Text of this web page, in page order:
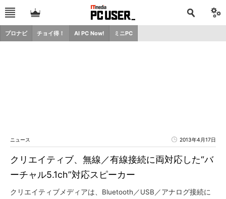
プロナビ チョイ得！ AI PC Now! ミニPC
ニュース 2013年4月17日
クリエイティブ、無線／有線接続に両対応した“バ
ーチャル5.1ch”対応スピーカー
クリエイティブメディアは、Bluetooth／USB／アナログ接続に